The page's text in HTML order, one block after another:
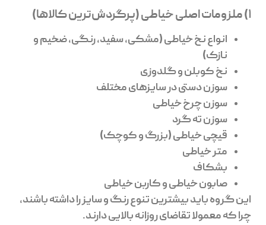
1) ملزومات اصلی خیاطی (پرگردش‌ترین کالاها)
انواع نخ خیاطی (مشکی، سفید، رنگی، ضخیم و
نازک)
نخ کوبلن و گلدوزی
سوزن دستی در سایزهای مختلف
سوزن چرخ خیاطی
سوزن ته گرد
قیچی خیاطی (بزرگ و کوچک)
متر خیاطی
بشکاف
صابون خیاطی و کاربن خیاطی
این گروه باید بیشترین تنوع رنگ و سایز را داشته باشند،
چرا که معمولا تقاضای روزانه بالایی دارند.